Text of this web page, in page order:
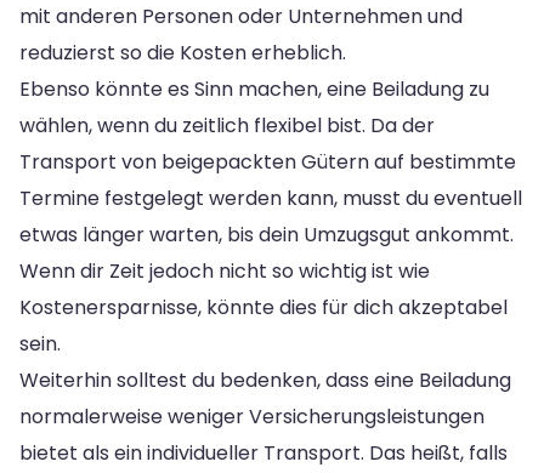
mit anderen Personen oder Unternehmen und
reduzierst so die Kosten erheblich.
Ebenso könnte es Sinn machen, eine Beiladung zu
wählen, wenn du zeitlich flexibel bist. Da der
Transport von beigepackten Gütern auf bestimmte
Termine festgelegt werden kann, musst du eventuell
etwas länger warten, bis dein Umzugsgut ankommt.
Wenn dir Zeit jedoch nicht so wichtig ist wie
Kostenersparnisse, könnte dies für dich akzeptabel
sein.
Weiterhin solltest du bedenken, dass eine Beiladung
normalerweise weniger Versicherungsleistungen
bietet als ein individueller Transport. Das heißt, falls